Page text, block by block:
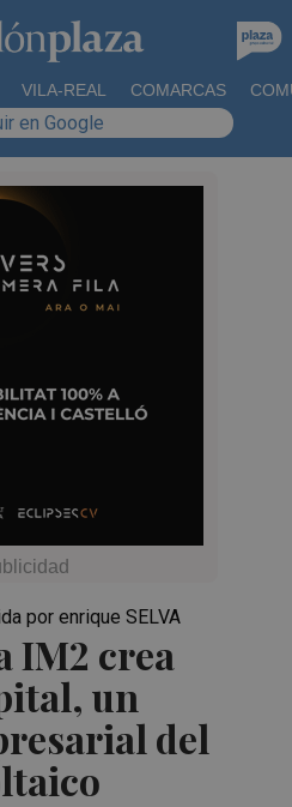
VILA-REAL COMARCAS
en Google
IM2 crea
un
del
por enrique SELVA